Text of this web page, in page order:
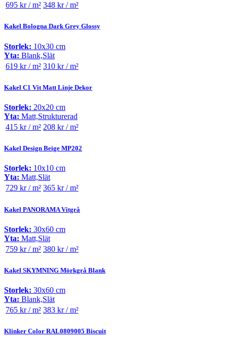
695 kr / m² 348 kr / m²
Kakel Bologna Dark Grey Glossy
Storlek: 10x30 cm
Yta: Blank,Slät
619 kr / m² 310 kr / m²
Kakel C1 Vit Matt Linje Dekor
Storlek: 20x20 cm
Yta: Matt,Strukturerad
415 kr / m² 208 kr / m²
Kakel Design Beige MP202
Storlek: 10x10 cm
Yta: Matt,Slät
729 kr / m² 365 kr / m²
Kakel PANORAMA Vitgrå
Storlek: 30x60 cm
Yta: Matt,Slät
759 kr / m² 380 kr / m²
Kakel SKYMNING Mörkgrå Blank
Storlek: 30x60 cm
Yta: Blank,Slät
765 kr / m² 383 kr / m²
Klinker Color RAL0809005 Biscuit